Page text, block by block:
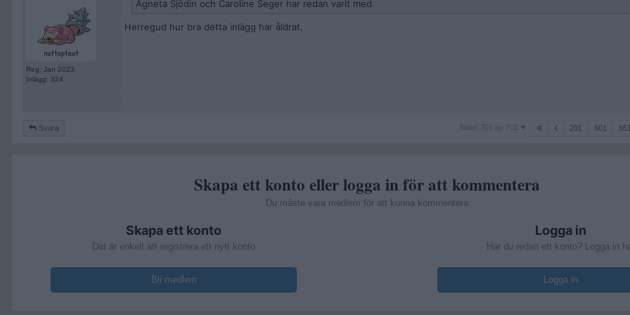
Reg: Jan 2023
Inlägg: 324
Agneta Sjödin och Caroline Seger har redan varit med.
Herregud hur bra detta inlägg har åldrat.
Svara
Sidan
Sidan 701 av 701 201 601 651
Skapa ett konto eller logga in för att kommentera
Du måste vara medlem för att kunna kommentera
Skapa ett konto
Det är enkelt att registrera ett nytt konto
Bli medlem
Logga in
Har du redan ett konto? Logga in
Logga in